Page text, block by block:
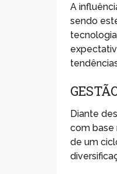
A
sendo
Diante
com base
de um